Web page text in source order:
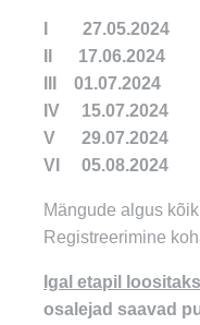
I 27.05.2024
II 17.06.2024
III 01.07.2024
IV 15.07.2024
V 29.07.2024
VI 05.08.2024
Mängude algus
Registreerimine
Igal etapil
osalejad saavad